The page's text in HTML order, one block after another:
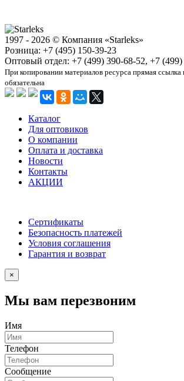
1997 - 2026 © Компания «Starleks»
Розница: +7 (495) 150-39-23
Оптовый отдел: +7 (499) 390-68-52, +7 (499)
При копировании материалов ресурса прямая ссылка
обязательна
Каталог
Для оптовиков
О компании
Оплата и доставка
Новости
Контакты
АКЦИИ
Сертификаты
Безопасность платежей
Условия соглашения
Гарантия и возврат
×
Мы вам перезвоним
Имя
Телефон
Сообщение